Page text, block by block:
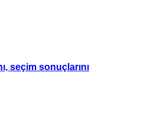
seçim sonuçlarını